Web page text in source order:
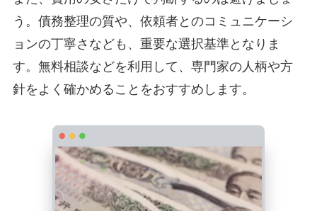
う。債務整理の質や、依頼者とのコミュニケーシ
ョンの丁寧さなども、重要な選択基準となりま
す。無料相談などを利用して、専門家の人柄や方
針をよく確かめることをおすすめします。